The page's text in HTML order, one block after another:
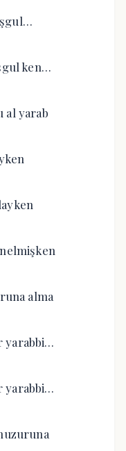
ken…
al yarab
alma
yarabbi…
yarabbi…